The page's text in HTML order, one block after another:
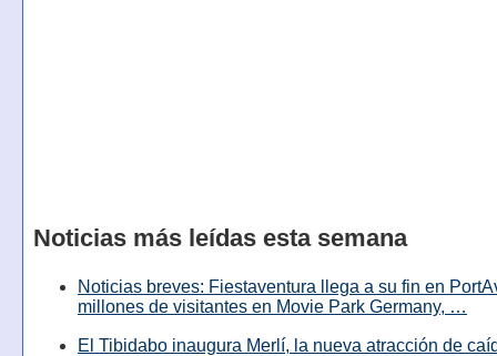
Noticias más leídas esta semana
Noticias breves: Fiestaventura llega a su fin en
millones de visitantes en Movie Park Germany, …
El Tibidabo inaugura Merlí, la nueva atracción de